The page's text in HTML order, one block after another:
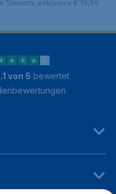
Steuern, exklusive € 19,99
von 5 bewertet